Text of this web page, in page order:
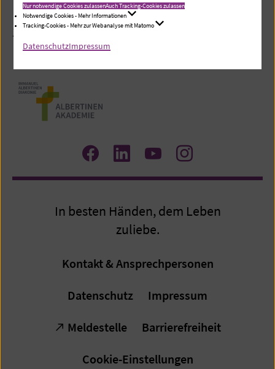
Zu den Hauptvorträgen
Zum
Facebook
Zum
LinkedIn
Zum
YouTube
Zum
Instagram
In besten Händen, dem Leben
zuliebe.
Kontakt & Ansprechpersonen
Datenschutz Impressum
Meldestelle Barrierefreiheit
Cookie-Einstellungen
Nur notwendige Cookies zulassenAuch Tracking-Cookies zulassen
Notwendige Cookies - Mehr Informationen
Tracking-Cookies - Mehr zur Webanalyse mit Matomo
DatenschutzImpressum